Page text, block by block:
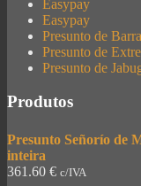
Easypay
Easypay
Presunto de
Presunto de
Presunto de
Produtos
Presunto Señorío de
inteira
361.60 € c/IVA